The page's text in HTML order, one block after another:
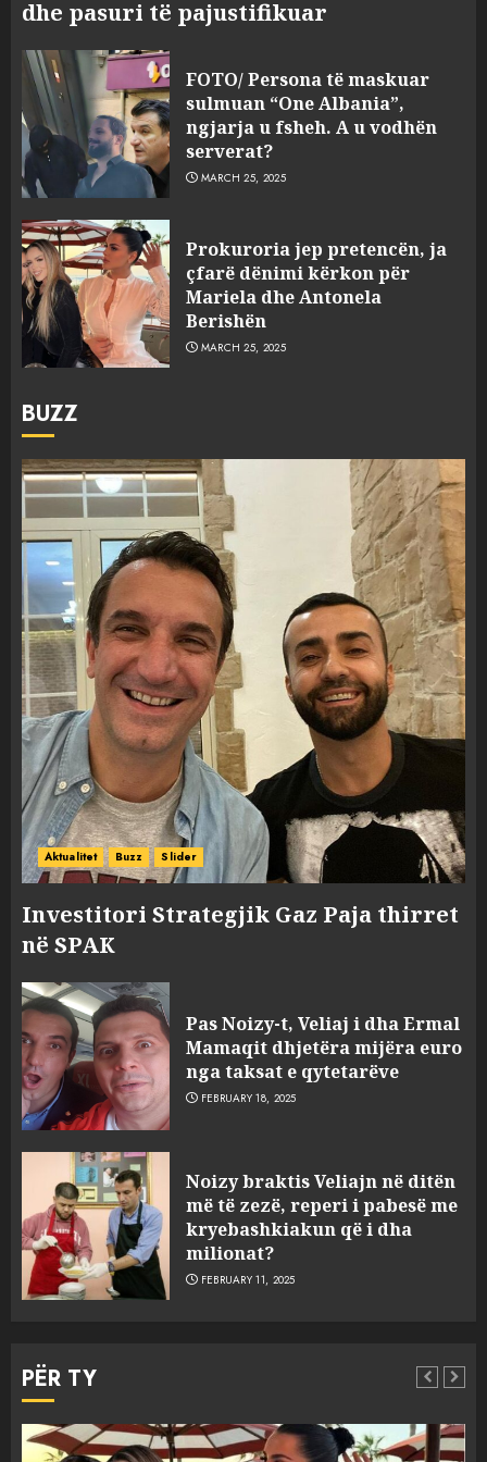
dhe pasuri të pajustifikuar
FOTO/ Persona të maskuar
sulmuan “One Albania”,
ngjarja u fsheh. A u vodhën
serverat?
MARCH 25, 2025
Prokuroria jep pretencën, ja
çfarë dënimi kërkon për
Mariela dhe Antonela
Berishën
MARCH 25, 2025
BUZZ
Aktualitet Buzz Slider
Investitori Strategjik Gaz Paja thirret
në SPAK
Pas Noizy-t, Veliaj i dha Ermal
Mamaqit dhjetëra mijëra euro
nga taksat e qytetarëve
FEBRUARY 18, 2025
Noizy braktis Veliajn në ditën
më të zezë, reperi i pabesë me
kryebashkiakun që i dha
milionat?
FEBRUARY 11, 2025
PËR TY
3
sulmuan “One Albania”,
ngjarja u fsheh. A u vodhën
serverat?
MARCH 25, 2025
4 MARCH 25, 2025